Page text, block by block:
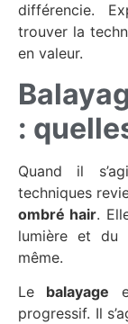
différencie.
trouver la
en valeur.
:
Quand il
techniques
ombré hair.
lumière et du
même.
Le balayage
progressif. Il